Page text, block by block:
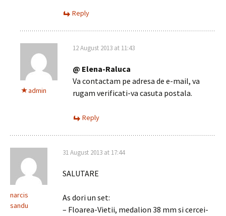
Reply
admin
12 August 2013 at 11:43
@ Elena-Raluca
Va contactam pe adresa de e-mail, va
rugam verificati-va casuta postala.
Reply
narcis
sandu
31 August 2013 at 17:44
SALUTARE
As dori un set:
– Floarea-Vietii, medalion 38 mm si cercei-